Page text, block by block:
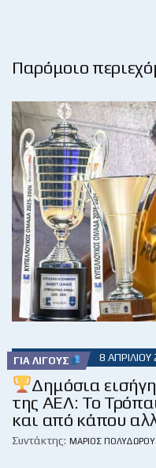
Παρόμοιο
ΓΙΑ ΛΊΓΟΥΣ 8
Δημόσια
της ΑΕΛ: Το
και από κάπου
Συντάκτης: ΜΆΡΙΟΣ ΠΟΛΥΔΏΡΟΥ